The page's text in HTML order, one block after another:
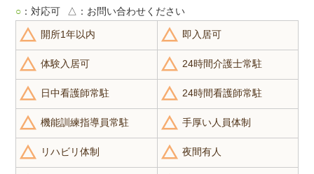
○ ：対応可 △ ：お問い合わせください
開所1年以内 即入居可
体験入居可 24時間介護士常駐
日中看護師常駐 24時間看護師常駐
機能訓練指導員常駐 手厚い人員体制
リハビリ体制 夜間有人